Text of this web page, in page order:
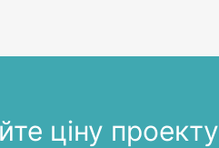
ціну проекту